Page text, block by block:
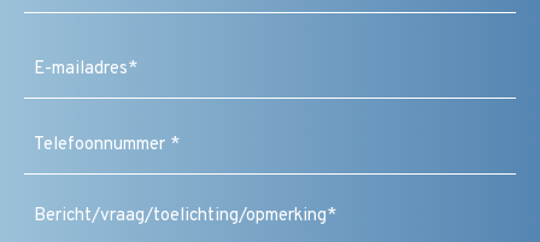
(Vereist)
Bericht
/